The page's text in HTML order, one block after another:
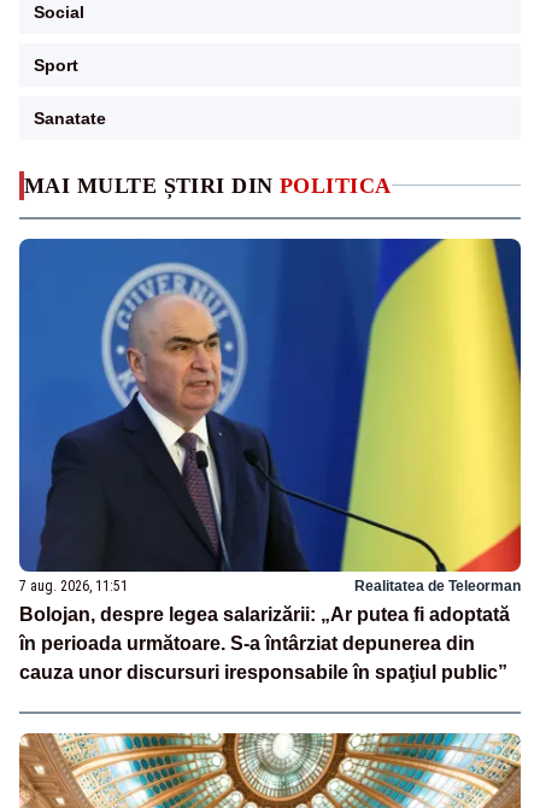
MAI MULTE ȘTIRI DIN POLITICA
7 aug. 2026, 11:51 Realitatea de Teleorman
Bolojan, despre legea salarizării: „Ar putea fi adoptată
în perioada următoare. S-a întârziat depunerea din
cauza unor discursuri iresponsabile în spaţiul public”
Social
Sport
Sanatate